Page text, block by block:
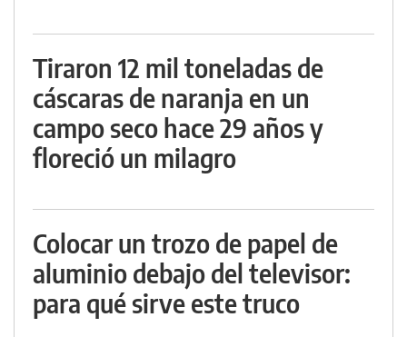
Tiraron 12 mil toneladas de
cáscaras de naranja en un
campo seco hace 29 años y
floreció un milagro
Colocar un trozo de papel de
aluminio debajo del televisor:
para qué sirve este truco